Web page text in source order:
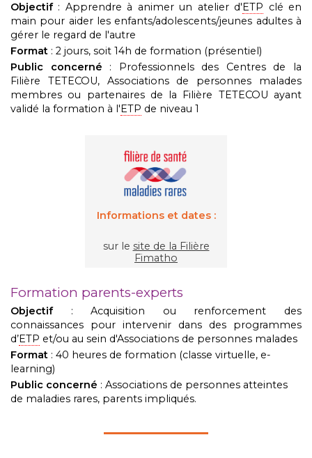
Objectif: Apprendre à animer un atelier d' ETP clé en
main pour aider les enfants/adolescents/jeunes adultes à
gérer le regard de l'autre
Format : 2 jours, soit 14h de formation (présentiel)
Public concerné : Professionnels des Centres de la
Filière TETECOU, Associations de personnes malades
membres ou partenaires de la Filière TETECOU ayant
validé la formation à l'ETP de niveau 1
Informations et dates :
sur le site de la Filière
Fimatho
Formation parents-experts
Objectif: Acquisition ou renforcement des
connaissances pour intervenir dans des programmes
d’ETP et/ou au sein d'Associations de personnes malades
Format : 40 heures de formation (classe virtuelle, e-
learning)
Public concerné : Associations de personnes atteintes
de maladies rares, parents impliqués.